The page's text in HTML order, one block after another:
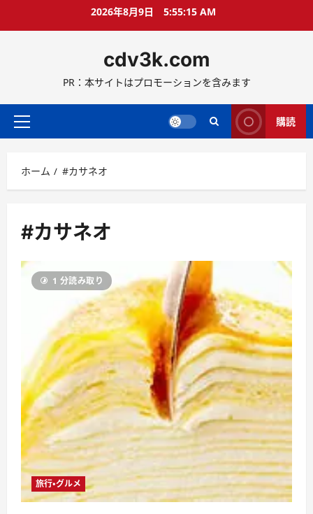
ス
ッ
2026年8月9日 5:55:15 AM
cdv3k.com
PR：本サイトはプロモーションを含みます
メ
メ
ニ
ー
購読
ホーム #カサネオ
#カサネオ
1 分読み取り
旅行・グルメ